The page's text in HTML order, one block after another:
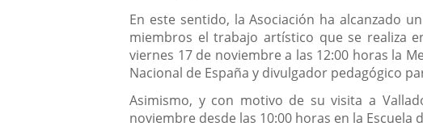
En este sentido, la Asociación ha alcanzado
miembros el trabajo artístico que se realiza
viernes 17 de noviembre a las 12:00 horas la
Nacional de España y divulgador pedagógico
Asimismo, y con motivo de su visita a
noviembre desde las 10:00 horas en la Escuela